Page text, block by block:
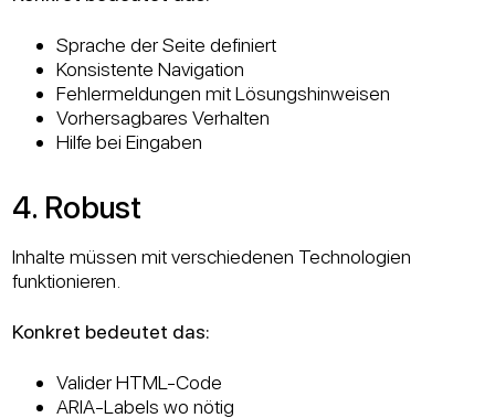
Sprache der Seite definiert
Konsistente Navigation
Fehlermeldungen mit Lösungshinweisen
Vorhersagbares Verhalten
Hilfe bei Eingaben
4. Robust
Inhalte müssen mit verschiedenen Technologien
funktionieren.
Konkret bedeutet das:
Valider HTML-Code
ARIA-Labels wo nötig